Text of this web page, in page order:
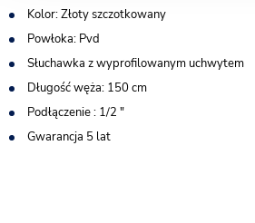
Kolor: Złoty szczotkowany
Powłoka: Pvd
Słuchawka z wyprofilowanym uchwytem
Długość węża: 150 cm
Podłączenie : 1/2 "
Gwarancja 5 lat